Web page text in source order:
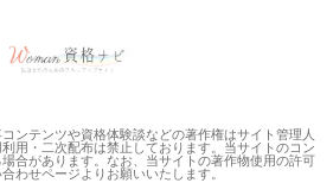
ンテンツや資格体験談などの著作権はサイト管理人
用・二次配布は禁止しております。当サイトのコン
合があります。なお、当サイトの著作物使用の許可
わせページよりお願いいたします。